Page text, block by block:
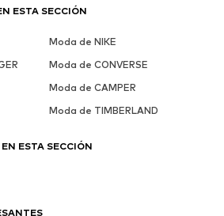
ESTA SECCIÓN
Moda de NIKE
Moda de CONVERSE
Moda de CAMPER
Moda de TIMBERLAND
ESTA SECCIÓN